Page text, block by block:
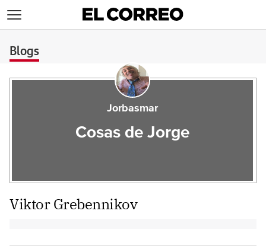
Blogs
Jorbasmar
Cosas de Jorge
Viktor Grebennikov